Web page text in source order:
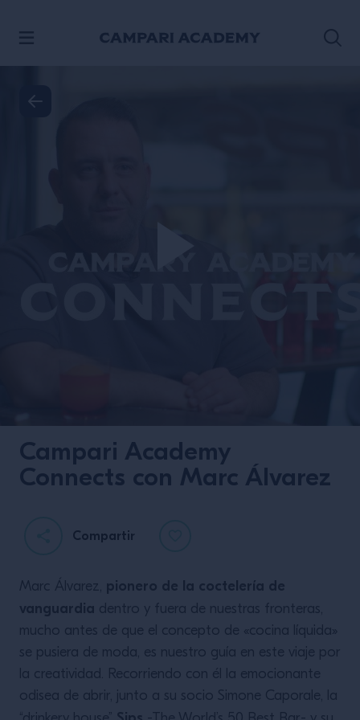
Campari Academy
Connects con Marc Álvarez
Compartir
Marc Álvarez, pionero de la coctelería de
vanguardia dentro y fuera de nuestras fronteras,
mucho antes de que el concepto de «cocina líquida»
se pusiera de moda, es nuestro guía en este viaje por
la creatividad. Recorriendo con él la emocionante
odisea de abrir, junto a su socio Simone Caporale, la